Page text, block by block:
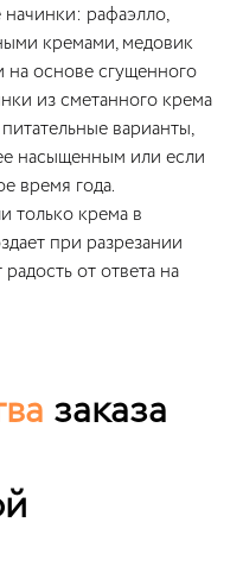
рафаэлло,
кремами, медовик
основе сгущенного
из сметанного крема
варианты,
насыщенным или если
время года.
только крема в
при разрезании
от ответа на
заказа